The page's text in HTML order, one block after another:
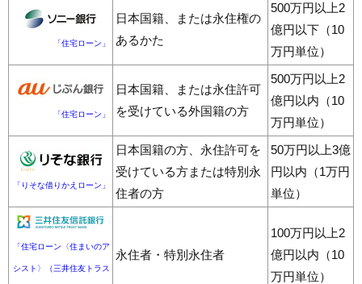
「住宅ローン」
日本国籍、または永住権の
あるかた
500万円以上2
億円以下（10
万円単位）
「住宅ローン」
日本国籍、または永住許可
を受けている外国籍の方
500万円以上2
億円以内（10
万円単位）
「りそな借りかえローン」
日本国籍の方、永住許可を
受けている方または特別永
住者の方
50万円以上3億
円以内（1万円
単位）
「住宅ローン〈住まいのア
シスト〉（三井住友トラス
永住者・特別永住者
100万円以上2
億円以内（10
万円単位）